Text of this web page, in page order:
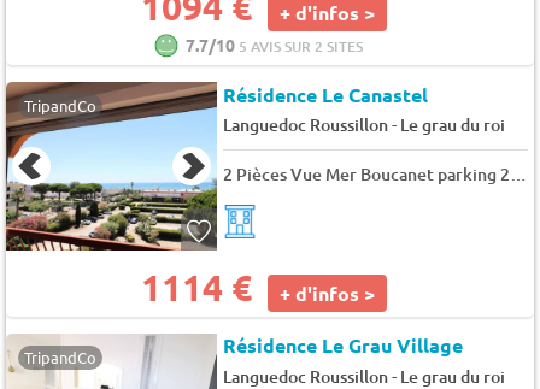
+ d'infos >
7.7/10 5 AVIS SUR 2 SITES
TripandCo Résidence Le Canastel
Languedoc Roussillon- Le grau du roi
2 Pièces Vue Mer Boucanet parking 200m plages - 4 pers. - 36m2 - TV
1114 € + d'infos >
TripandCo Résidence Le Grau Village
Languedoc Roussillon- Le grau du roi